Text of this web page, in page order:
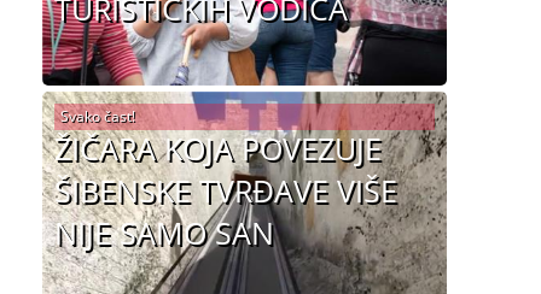
TURISTIČKIH VODIČA
ŽIČARA KOJA POVEZUJE
ŠIBENSKE TVRĐAVE VIŠE
NIJE SAMO SAN
Svako čast!